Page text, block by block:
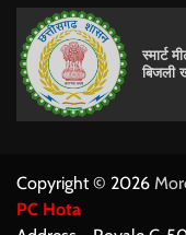
स्मार्ट
बिजली
Copyright © 2026
PC Hota